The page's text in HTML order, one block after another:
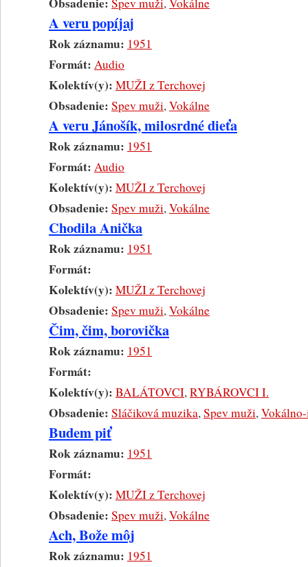
A veru popíjaj
Rok záznamu: 1951
Formát: Audio
Kolektív(y): MUŽI z Terchovej
Obsadenie: Spev muži,Vokálne
A veru Jánošík, milosrdné dieťa
Rok záznamu: 1951
Formát: Audio
Kolektív(y): MUŽI z Terchovej
Obsadenie: Spev muži,Vokálne
Chodila Anička
Rok záznamu: 1951
Formát:
Kolektív(y): MUŽI z Terchovej
Obsadenie: Spev muži,Vokálne
Čim, čim, borovička
Rok záznamu: 1951
Formát:
Kolektív(y): BALÁTOVCI,RYBÁROVCI I.
Obsadenie: Sláčiková muzika,Spev muži,
Budem piť
Rok záznamu: 1951
Formát:
Kolektív(y): MUŽI z Terchovej
Obsadenie: Spev muži,Vokálne
Ach, Bože môj
Rok záznamu: 1951